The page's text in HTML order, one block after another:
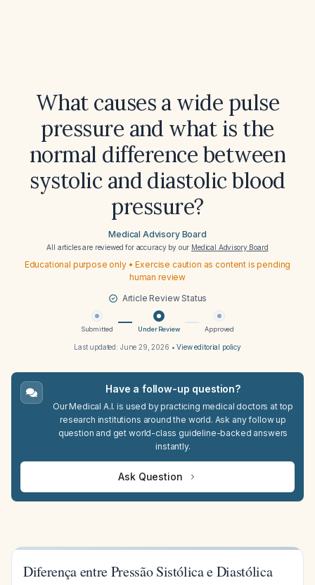
What causes a wide pulse
pressure and what is the
normal difference between
systolic and diastolic blood
pressure?
Medical Advisory Board
All articles are reviewed for accuracy by our Medical Advisory Board
Educational purpose only • Exercise caution as content is pending
human review
Article Review Status
Submitted Under Review Approved
Last updated: June 29, 2026 •View editorial policy
Have a follow-up question?
Our Medical A.I. is used by practicing medical doctors at top
research institutions around the world. Ask any follow up
question and get world-class guideline-backed answers
instantly.
Ask Question
Diferença entre Pressão Sistólica e Diastólica